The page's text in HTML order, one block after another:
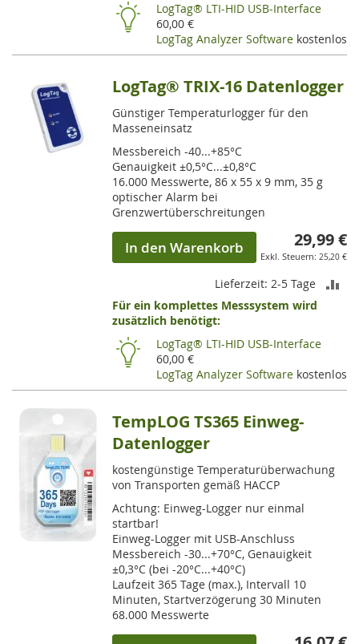
LogTag® LTI-HID USB-Interface
60,00 €
LogTag Analyzer Software kostenlos
LogTag® TRIX-16 Datenlogger
Günstiger Temperaturlogger für den
Masseneinsatz
Messbereich -40...+85°C
Genauigkeit ±0,5°C...±0,8°C
16.000 Messwerte, 86 x 55 x 9 mm, 35 g
optischer Alarm bei
Grenzwertüberschreitungen
29,99 €
25,20 €
In den Warenkorb
Lieferzeit: 2-5 Tage
Für ein komplettes Messsystem wird
zusätzlich benötigt:
LogTag® LTI-HID USB-Interface
60,00 €
LogTag Analyzer Software kostenlos
TempLOG TS365 Einweg-
Datenlogger
kostengünstige Temperaturüberwachung
von Transporten gemäß HACCP
Achtung: Einweg-Logger nur einmal
startbar!
Einweg-Logger mit USB-Anschluss
Messbereich -30...+70°C, Genauigkeit
±0,3°C (bei -20°C...+40°C)
Laufzeit 365 Tage (max.), Intervall 10
Minuten, Startverzögerung 30 Minuten
68.000 Messwerte